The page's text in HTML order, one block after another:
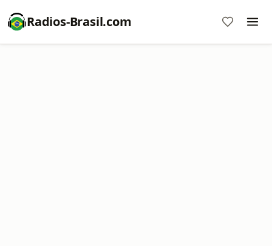
Radios-Brasil.com